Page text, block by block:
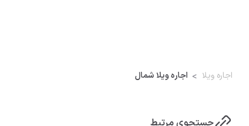
اجاره ویلا اجاره ویلا شمال
جستجوی مرتبط